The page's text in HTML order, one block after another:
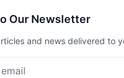
Our Newsletter
and news delivered to